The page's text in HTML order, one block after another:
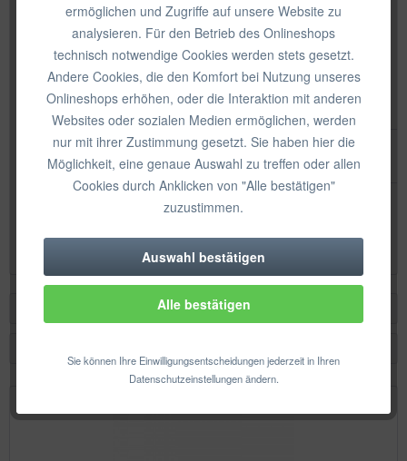
ermöglichen und Zugriffe auf unsere Website zu
analysieren. Für den Betrieb des Onlineshops
technisch notwendige Cookies werden stets gesetzt.
Andere Cookies, die den Komfort bei Nutzung unseres
Onlineshops erhöhen, oder die Interaktion mit anderen
Websites oder sozialen Medien ermöglichen, werden
nur mit ihrer Zustimmung gesetzt. Sie haben hier die
Möglichkeit, eine genaue Auswahl zu treffen oder allen
Cookies durch Anklicken von "Alle bestätigen"
zuzustimmen.
Technisch erforderlich
Komfortfunktionen
Auswahl bestätigen
Alle bestätigen
Sie können Ihre Einwilligungsentscheidungen jederzeit in Ihren
Datenschutzeinstellungen ändern.
Topseller
magnetoplan Design Magnets Wood Series, Cube